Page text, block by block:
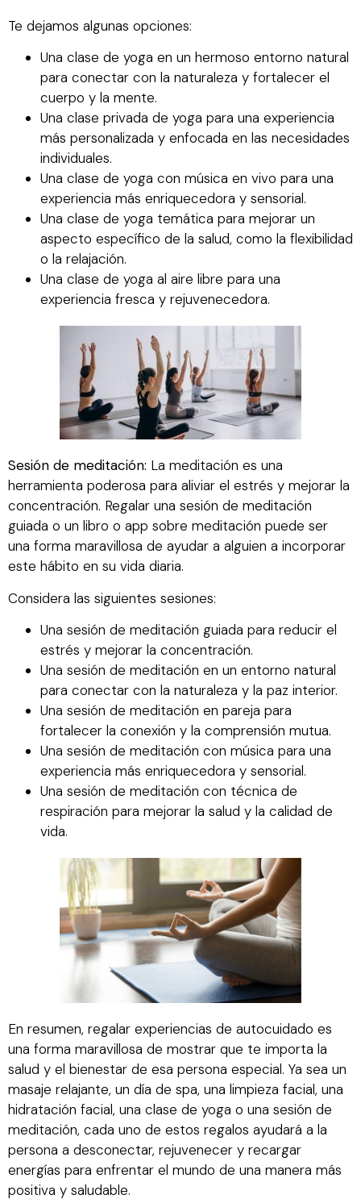
Te dejamos algunas opciones:
Una clase de yoga en un hermoso entorno natural
para conectar con la naturaleza y fortalecer el
cuerpo y la mente.
Una clase privada de yoga para una experiencia
más personalizada y enfocada en las necesidades
individuales.
Una clase de yoga con música en vivo para una
experiencia más enriquecedora y sensorial.
Una clase de yoga temática para mejorar un
aspecto específico de la salud, como la flexibilidad
o la relajación.
Una clase de yoga al aire libre para una
experiencia fresca y rejuvenecedora.
Sesión de meditación: La meditación es una
herramienta poderosa para aliviar el estrés y mejorar la
concentración. Regalar una sesión de meditación
guiada o un libro o app sobre meditación puede ser
una forma maravillosa de ayudar a alguien a incorporar
este hábito en su vida diaria.
Considera las siguientes sesiones:
Una sesión de meditación guiada para reducir el
estrés y mejorar la concentración.
Una sesión de meditación en un entorno natural
para conectar con la naturaleza y la paz interior.
Una sesión de meditación en pareja para
fortalecer la conexión y la comprensión mutua.
Una sesión de meditación con música para una
experiencia más enriquecedora y sensorial.
Una sesión de meditación con técnica de
respiración para mejorar la salud y la calidad de
vida.
En resumen, regalar experiencias de autocuidado es
una forma maravillosa de mostrar que te importa la
salud y el bienestar de esa persona especial. Ya sea un
masaje relajante, un día de spa, una limpieza facial, una
hidratación facial, una clase de yoga o una sesión de
meditación, cada uno de estos regalos ayudará a la
persona a desconectar, rejuvenecer y recargar
energías para enfrentar el mundo de una manera más
positiva y saludable.